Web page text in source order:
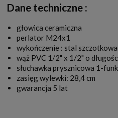
Dane techniczne :
głowica ceramiczna
perlator M24x1
wykończenie : stal
wąż PVC 1/2" x 1/2" o
słuchawka prysznicowa 1-
zasięg wylewki: 28,4 cm
gwarancja 5 lat